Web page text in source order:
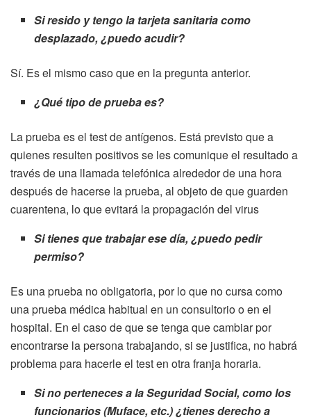
Si resido y tengo la tarjeta sanitaria como
desplazado, ¿puedo acudir?
Sí. Es el mismo caso que en la pregunta anterior.
¿Qué tipo de prueba es?
La prueba es el test de antígenos. Está previsto que a
quienes resulten positivos se les comunique el resultado a
través de una llamada telefónica alrededor de una hora
después de hacerse la prueba, al objeto de que guarden
cuarentena, lo que evitará la propagación del virus
Si tienes que trabajar ese día, ¿puedo pedir
permiso?
Es una prueba no obligatoria, por lo que no cursa como
una prueba médica habitual en un consultorio o en el
hospital. En el caso de que se tenga que cambiar por
encontrarse la persona trabajando, si se justifica, no habrá
problema para hacerle el test en otra franja horaria.
Si no perteneces a la Seguridad Social, como los
funcionarios (Muface, etc.) ¿tienes derecho a